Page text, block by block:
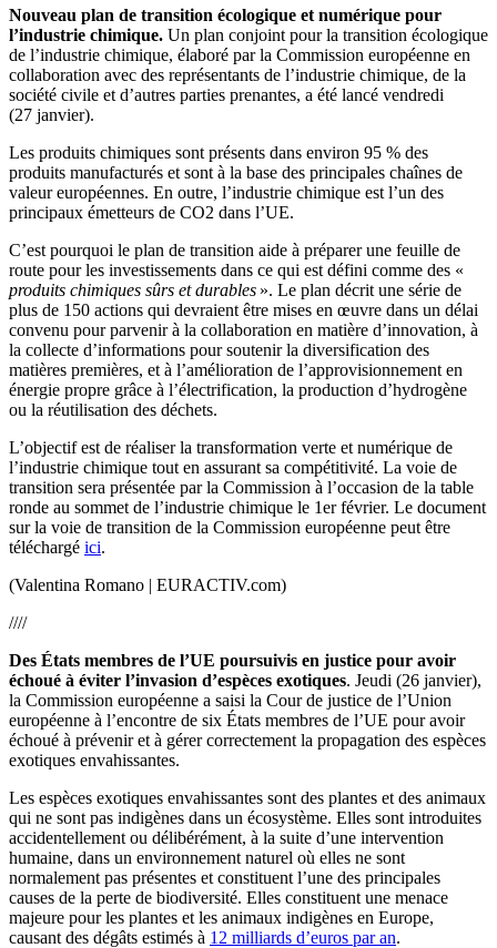
Nouveau plan de transition écologique et numérique pour
l’industrie chimique. Un plan conjoint pour la transition écologique
de l’industrie chimique, élaboré par la Commission européenne en
collaboration avec des représentants de l’industrie chimique, de la
société civile et d’autres parties prenantes, a été lancé vendredi
(27 janvier).
Les produits chimiques sont présents dans environ 95 % des
produits manufacturés et sont à la base des principales chaînes de
valeur européennes. En outre, l’industrie chimique est l’un des
principaux émetteurs de CO2 dans l’UE.
C’est pourquoi le plan de transition aide à préparer une feuille de
route pour les investissements dans ce qui est défini comme des «
produits chimiques sûrs et durables ». Le plan décrit une série de
plus de 150 actions qui devraient être mises en œuvre dans un délai
convenu pour parvenir à la collaboration en matière d’innovation, à
la collecte d’informations pour soutenir la diversification des
matières premières, et à l’amélioration de l’approvisionnement en
énergie propre grâce à l’électrification, la production d’hydrogène
ou la réutilisation des déchets.
L’objectif est de réaliser la transformation verte et numérique de
l’industrie chimique tout en assurant sa compétitivité. La voie de
transition sera présentée par la Commission à l’occasion de la table
ronde au sommet de l’industrie chimique le 1er février. Le document
sur la voie de transition de la Commission européenne peut être
téléchargé ici.
(Valentina Romano | EURACTIV.com)
////
Des États membres de l’UE poursuivis en justice pour avoir
échoué à éviter l’invasion d’espèces exotiques. Jeudi (26 janvier),
la Commission européenne a saisi la Cour de justice de l’Union
européenne à l’encontre de six États membres de l’UE pour avoir
échoué à prévenir et à gérer correctement la propagation des espèces
exotiques envahissantes.
Les espèces exotiques envahissantes sont des plantes et des animaux
qui ne sont pas indigènes dans un écosystème. Elles sont introduites
accidentellement ou délibérément, à la suite d’une intervention
humaine, dans un environnement naturel où elles ne sont
normalement pas présentes et constituent l’une des principales
causes de la perte de biodiversité. Elles constituent une menace
majeure pour les plantes et les animaux indigènes en Europe,
causant des dégâts estimés à 12 milliards d’euros par an.